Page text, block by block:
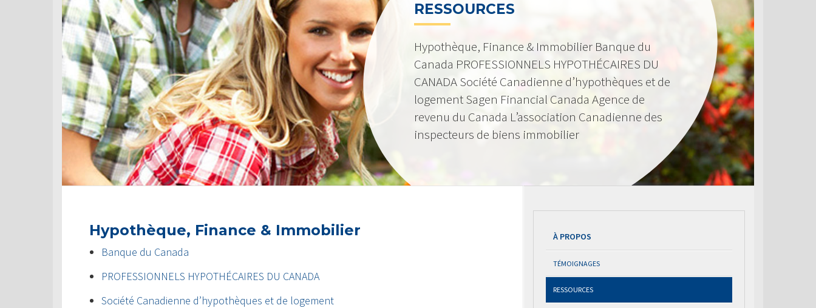
RESSOURCES
Hypothèque, Finance & Immobilier Banque du
Canada PROFESSIONNELS HYPOTHÉCAIRES DU
CANADA Société Canadienne d’hypothèques et de
logement Sagen Financial Canada Agence de
revenu du Canada L’association Canadienne des
inspecteurs de biens immobilier
Hypothèque, Finance & Immobilier
Banque du Canada
PROFESSIONNELS HYPOTHÉCAIRES DU CANADA
Société Canadienne d’hypothèques et de logement
À PROPOS
TÉMOIGNAGES
RESSOURCES